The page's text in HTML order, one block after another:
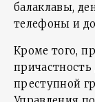
балаклавы,
телефоны и
Кроме того,
преступной